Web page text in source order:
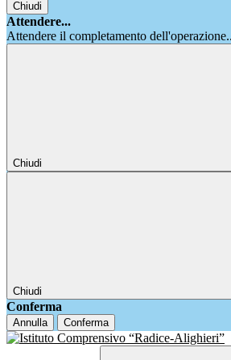
Chiudi
Attendere...
Attendere il completamento
Chiudi
Chiudi
Conferma
Annulla Conferma